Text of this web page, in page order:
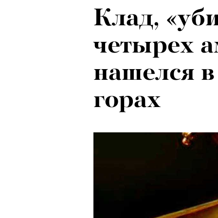
Клад,
четырех
нашелся
горах
Ход
с Ekonika